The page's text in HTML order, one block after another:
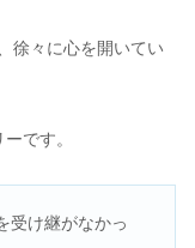
徐々に心を開いてい
です。
受け継がなかっ